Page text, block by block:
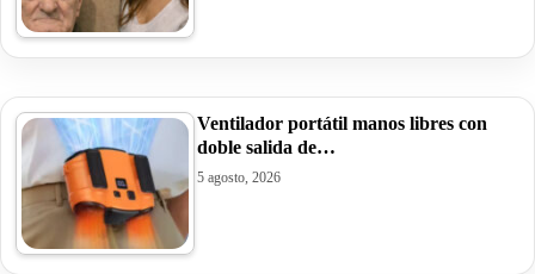
Ventilador portátil manos libres con
doble salida de…
5 agosto, 2026